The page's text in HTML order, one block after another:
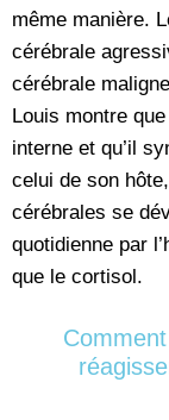
même manière.
cérébrale
cérébrale
Louis montre
interne et qu’il
celui de son
cérébrales se
quotidienne par
que le cortisol.